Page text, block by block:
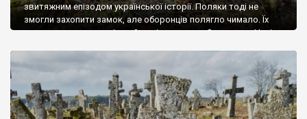
звитяжним епізодом української історії. Поляки тоді не
змогли захопити замок, але оборонців полягло чимало. Їх
поховали на цвинтарі, який тоді називався Замковим. Нині на
ньому чимало хрестів 19 століття, є такі, де епітафії стер […]